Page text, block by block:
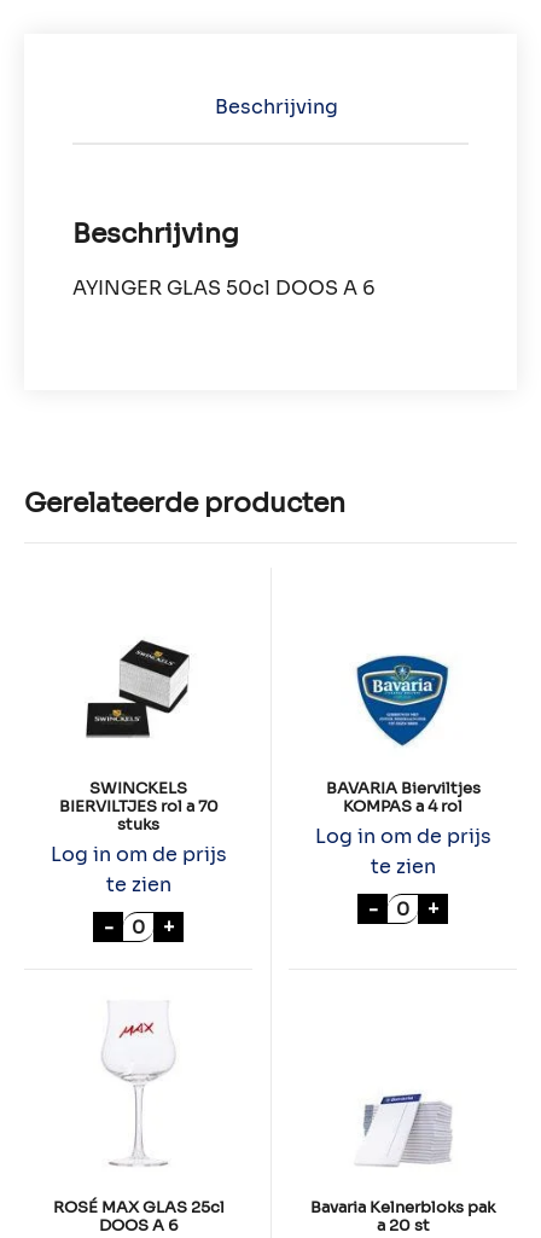
Beschrijving
Beschrijving
AYINGER GLAS 50cl DOOS A 6
Gerelateerde producten
SWINCKELS
BIERVILTJES rol a 70
stuks
Log in om de prijs
te zien
- SWINCKELS BIERVILTJES rol a 70 stuks
+
BAVARIA Bierviltjes
KOMPAS a 4 rol
Log in om de prijs
te zien
- BAVARIA
+
ROSÉ MAX GLAS 25cl
DOOS A 6
Bavaria Kelnerbloks pak
a 20 st